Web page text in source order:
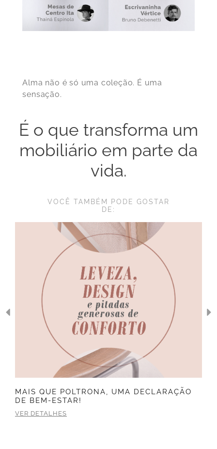
Alma não é só uma coleção. É uma
sensação.
É o que transforma um
mobiliário em parte da
vida.
VOCÊ TAMBÉM PODE GOSTAR
DE:
MAIS QUE POLTRONA, UMA DECLARAÇÃO
DE BEM-ESTAR!
VER DETALHES